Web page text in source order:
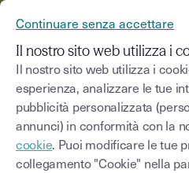
Blog
Seleziona una categoria
Continuare senza accettare
Il nostro sito web utilizza i
Il nostro sito web utilizza i
esperienza, analizzare le tue
pubblicità personalizzata
annunci) in conformità con la
cookie. Puoi modificare le tue
collegamento "Cookie" nella